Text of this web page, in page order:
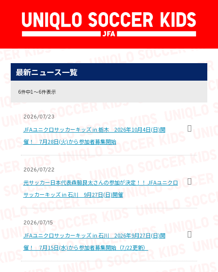
最新ニュース一覧
6件中1〜6件表示
2026/07/23
JFAユニクロサッカーキッズ in 栃木 2026年10月4日(日)開
催！ 7月28日(火)から参加者募集開始
2026/07/22
元サッカー日本代表森脇良太さんの参加が決定！！ JFAユニクロ
サッカーキッズ in 石川 9月27日(日)開催
2026/07/15
JFAユニクロサッカーキッズ in 石川 2026年9月27日(日)開
催！ 7月15日(水)から参加者募集開始（7/22更新）